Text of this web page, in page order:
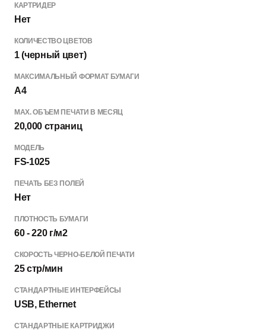
КАРТРИДЕР
Нет
КОЛИЧЕСТВО ЦВЕТОВ
1 (черный цвет)
МАКСИМАЛЬНЫЙ ФОРМАТ БУМАГИ
A4
МАХ. ОБЪЕМ ПЕЧАТИ В МЕСЯЦ
20,000 страниц
МОДЕЛЬ
FS-1025
ПЕЧАТЬ БЕЗ ПОЛЕЙ
Нет
ПЛОТНОСТЬ БУМАГИ
60 - 220 г/м2
СКОРОСТЬ ЧЕРНО-БЕЛОЙ ПЕЧАТИ
25 стр/мин
СТАНДАРТНЫЕ ИНТЕРФЕЙСЫ
USB, Ethernet
СТАНДАРТНЫЕ КАРТРИДЖИ